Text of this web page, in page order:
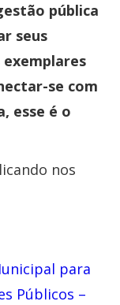
pública
seus
se com
esse é o
nos
para
Públicos –